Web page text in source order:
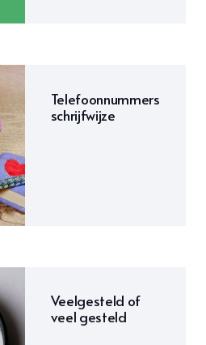
Telefoonnummers
schrijfwijze
Veelgesteld of
veel gesteld